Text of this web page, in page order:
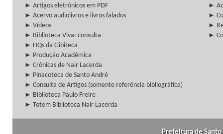
► Artigos eletrônicos em PDF
►
► Acervo audiolivros e livros falados
►
► Vídeos
►
► Biblioteca Viva: consulta
►
► HQs da Gibiteca
► Produção Acadêmica
► Crônicas de Nair Lacerda
► Pinacoteca de Santo André
► Consulta de Artigos (somente referência bibliográfica)
► Biblioteca Paulo Freire
► Totem Biblioteca Nair Lacerda
Prefeitura de